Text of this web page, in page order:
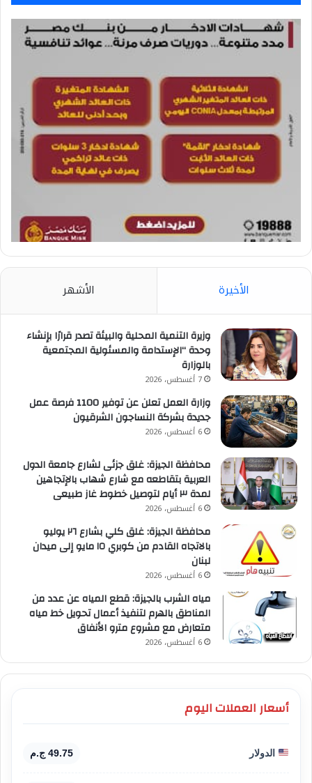
الأخيرة الأشهر
وزيرة التنمية المحلية والبيئة تصدر قرارًا بإنشاء
وحدة “الإستدامة والمسئولية المجتمعية
بالوزارة
7 أغسطس، 2026
وزارة العمل تعلن عن توفير 1100 فرصة عمل
جديدة بشركة النساجون الشرقيون
6 أغسطس، 2026
محافظة الجيزة: غلق جزئى لشارع جامعة الدول
العربية بتقاطعه مع شارع شهاب بالإتجاهين
لمدة ٣ أيام لتوصيل خطوط غاز طبيعى
6 أغسطس، 2026
محافظة الجيزة: غلق كلي بشارع ٢٦ يوليو
بالاتجاه القادم من كوبري ١٥ مايو إلى ميدان
لبنان
6 أغسطس، 2026
مياه الشرب بالجيزة: قطع المياه عن عدد من
المناطق بالهرم لتنفيذ أعمال تحويل خط مياه
متعارض مع مشروع مترو الأنفاق
6 أغسطس، 2026
أسعار العملات اليوم
الدولار 49.75 ج.م